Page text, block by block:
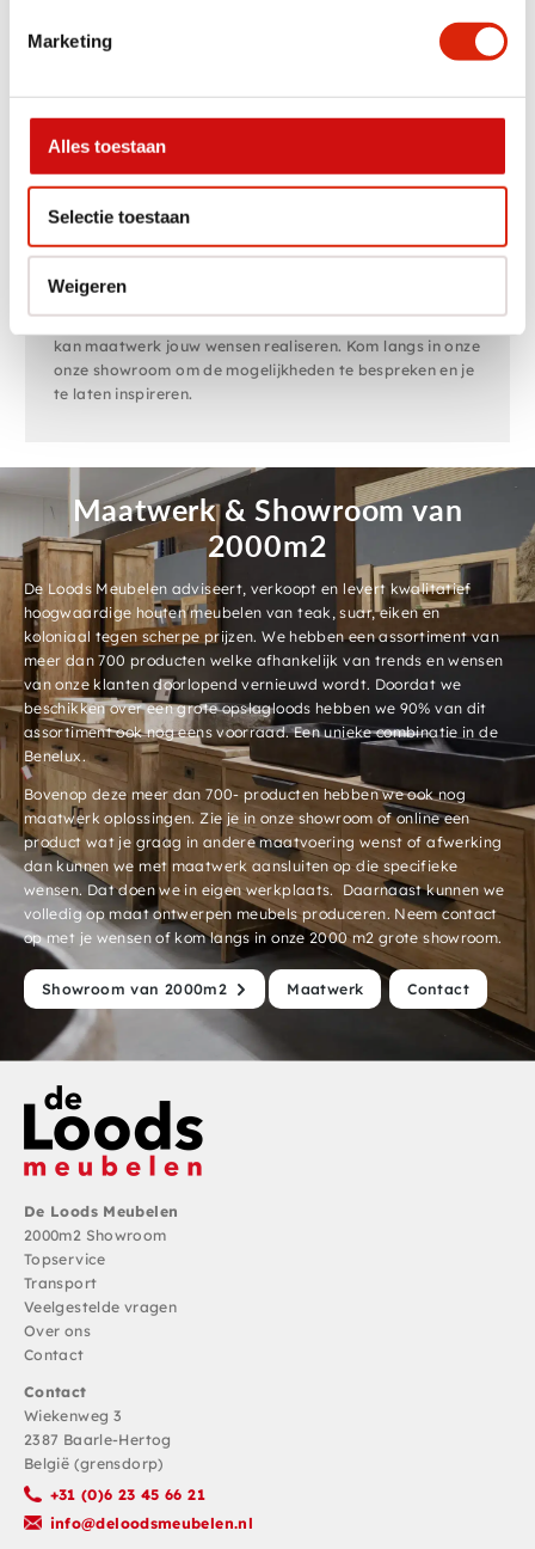
Marketing
Alles toestaan
Selectie toestaan
Weigeren
Op voorraad
Vanaf€295,00
Wastafelkast met waskbak
wastafelkasten met wasbak op voorraad. Zowel online
als in onze 2000m2 showroom kunt u ons grote
assortiment bekijken. Ons assortiment is voor 90%
leverbaar uit voorraad zodat je snel kan genieten van de
meubels van jouw keuze. Heb je specifieke wensen dan
kan maatwerk jouw wensen realiseren. Kom langs in onze
onze showroom om de mogelijkheden te bespreken en je
te laten inspireren.
Maatwerk & Showroom van
2000m2
De Loods Meubelen adviseert, verkoopt en levert kwalitatief
hoogwaardige houten meubelen van teak, suar, eiken en
koloniaal tegen scherpe prijzen. We hebben een assortiment van
meer dan 700 producten welke afhankelijk van trends en wensen
van onze klanten doorlopend vernieuwd wordt. Doordat we
beschikken over een grote opslagloods hebben we 90% van dit
assortiment ook nog eens voorraad. Een unieke combinatie in de
Benelux.
Bovenop deze meer dan 700- producten hebben we ook nog
maatwerk oplossingen. Zie je in onze showroom of online een
product wat je graag in andere maatvoering wenst of afwerking
dan kunnen we met maatwerk aansluiten op die specifieke
wensen. Dat doen we in eigen werkplaats. Daarnaast kunnen we
volledig op maat ontwerpen meubels produceren. Neem contact
op met je wensen of kom langs in onze 2000 m2 grote showroom.
Showroom van 2000m2 Maatwerk Contact
De Loods Meubelen
2000m2 Showroom
Topservice
Transport
Veelgestelde vragen
Over ons
Contact
Contact
Wiekenweg 3
2387 Baarle-Hertog
België (grensdorp)
+31 (0)6 23 45 66 21
info@deloodsmeubelen.nl